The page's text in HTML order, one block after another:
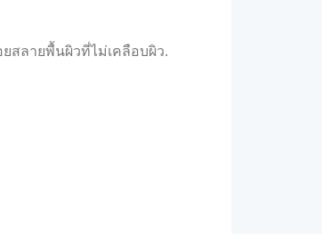
สลายพื้นผิวที่ไม่เคลือบผิว.